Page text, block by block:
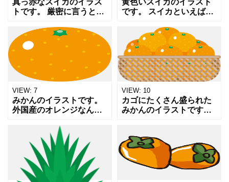
真っ赤なスイカのイラス
トです。 厳密に言うと木
ツではなく野菜なのでし
ょうか。 まあそれはさて
おき、夏といえばキンキ
ンに冷えたスイカにかぶ
り
黄色いスイカのイラスト
です。 スイカといえば
な黄色で意外性をアピー
ル？ クリームスイカとい
う名称も相まって赤いス
イカより甘いように思っ
てし
VIEW: 7
みかんのイラストです。
外国産のオレンジなんか
もその剥きやすさがあり
がたい。 その上甘いしい
うことありません。 ただ
食べやすくてついつい食
VIEW: 10
カゴにたくさん盛られた
みかんのイラストです。
ですね。 寒い日本の冬の
定番。特に実家のコタツ
の上には絶対乗ってるイ